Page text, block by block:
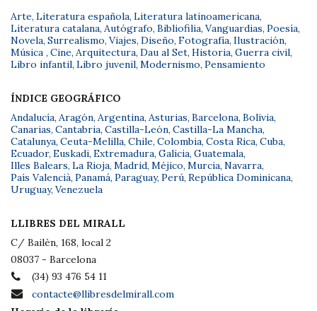
Arte, Literatura española, Literatura latinoamericana,
Literatura catalana, Autógrafo, Bibliofilia, Vanguardias, Poesía,
Novela, Surrealismo, Viajes, Diseño, Fotografía, Ilustración,
Música , Cine, Arquitectura, Dau al Set, Historia, Guerra civil,
Libro infantil, Libro juvenil, Modernismo, Pensamiento
ÍNDICE GEOGRÁFICO
Andalucía, Aragón, Argentina, Asturias, Barcelona, Bolivia,
Canarias, Cantabria, Castilla-León, Castilla-La Mancha,
Catalunya, Ceuta-Melilla, Chile, Colombia, Costa Rica, Cuba,
Ecuador, Euskadi, Extremadura, Galicia, Guatemala,
Illes Balears, La Rioja, Madrid, Méjico, Murcia, Navarra,
País Valencià, Panamá, Paraguay, Perú, República Dominicana,
Uruguay, Venezuela
LLIBRES DEL MIRALL
C/ Bailèn, 168, local 2
08037 - Barcelona
(34) 93 476 54 11
contacte@llibresdelmirall.com